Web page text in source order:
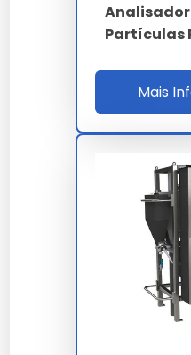
Interfaces
Analisador
Partículas
Mais